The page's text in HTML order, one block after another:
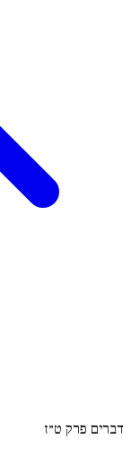
דברים פרק ט״ז